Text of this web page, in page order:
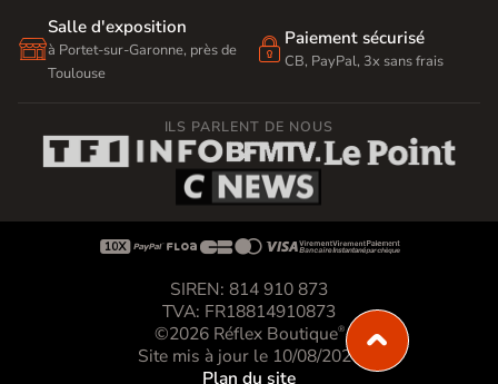

Salle d'exposition
à Portet-sur-Garonne, près de
Toulouse
 Paiement sécurisé
CB, PayPal, 3x sans frais
ILS PARLENT DE NOUS

SIREN: 814 910 873
TVA: FR18814910873
©2026 Réflex Boutique®
Site mis à jour le 10/08/2026
Plan du site